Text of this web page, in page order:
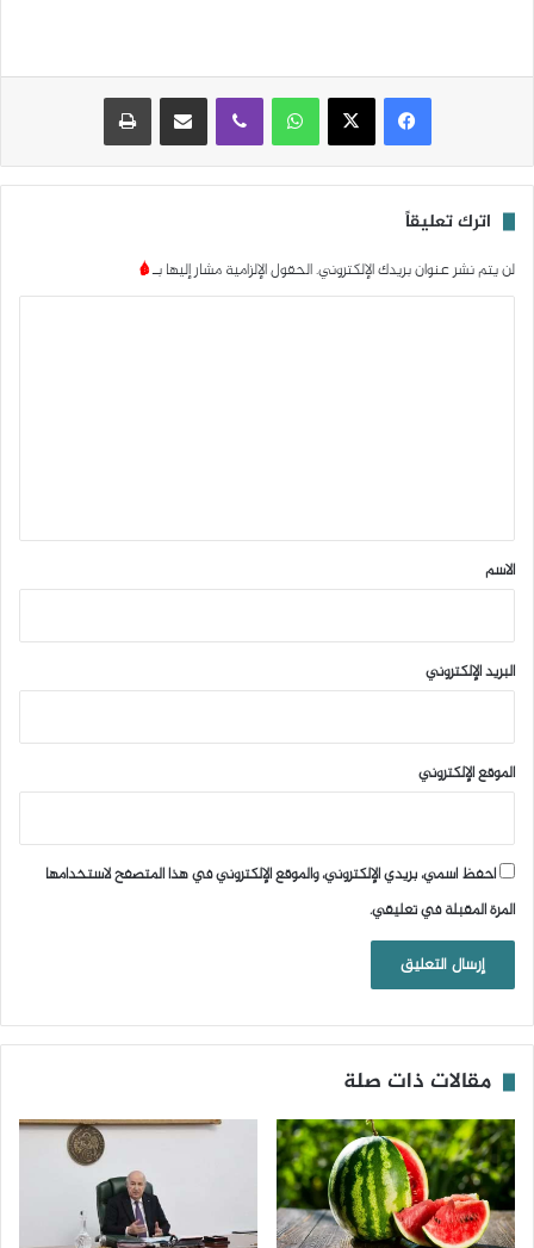
واتساب مشاركة عبر البريد
اترك تعليقاً
لن يتم نشر عنوان بريدك الإلكتروني.الحقول الإلزامية مشار إليها بـ*
*
الاسم
البريد الإلكتروني
الموقع الإلكتروني
احفظ اسمي، بريدي الإلكتروني، والموقع الإلكتروني في هذا المتصفح لاستخدامها
المرة المقبلة في تعليقي.
مقالات ذات صلة